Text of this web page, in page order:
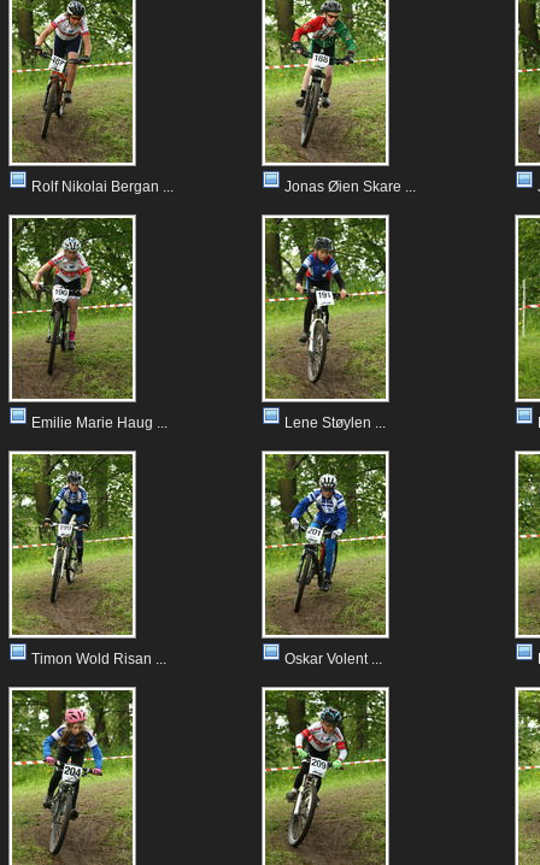
Rolf Nikolai Bergan ... Jonas Øien Skare ...
Emilie Marie Haug ... Lene Støylen ...
Timon Wold Risan ... Oskar Volent ...